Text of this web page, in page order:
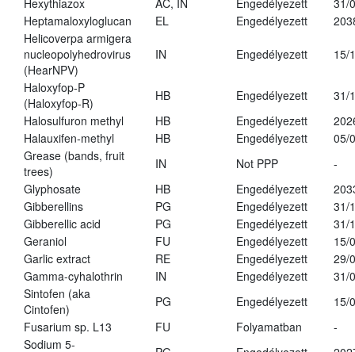
Hexythiazox
AC, IN Engedélyezett
31/
Heptamaloxyloglucan
EL Engedélyezett
Helicoverpa armigera
nucleopolyhedrovirus
(HearNPV)
IN Engedélyezett 15/
Haloxyfop-P
(Haloxyfop-R)
HB Engedélyezett
31/
Halosulfuron methyl
HB Engedélyezett
Halauxifen-methyl
HB Engedélyezett
05/
Grease (bands, fruit
trees)
IN Not PPP
-
Glyphosate
HB Engedélyezett
Gibberellins
PG Engedélyezett
31/
Gibberellic acid
PG Engedélyezett
31/
Geraniol
FU Engedélyezett
15/
Garlic extract
RE Engedélyezett
29/
Gamma-cyhalothrin
IN Engedélyezett
31/
Sintofen (aka
Cintofen)
PG Engedélyezett
15/
Fusarium sp. L13
FU Folyamatban
-
Sodium 5-